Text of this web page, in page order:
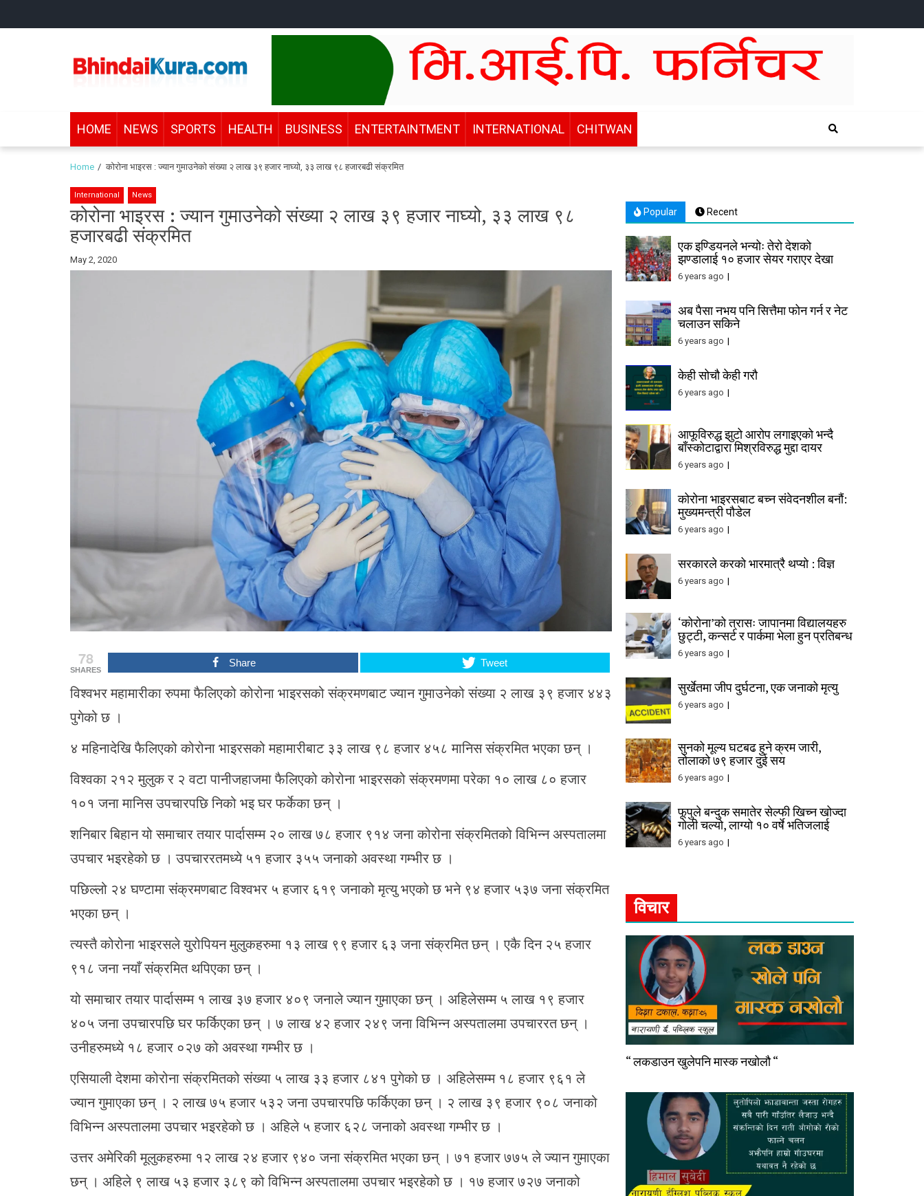
Bhindai Kura
HOME NEWS SPORTS HEALTH BUSINESS ENTERTAINTMENT INTERNATIONAL CHITWAN
Home कोरोना भाइरस : ज्यान गुमाउनेको संख्या २ लाख ३९ हजार नाघ्यो, ३३ लाख ९८ हजारबढी संक्रमित
International News
कोरोना भाइरस : ज्यान गुमाउनेको संख्या २ लाख ३९ हजार नाघ्यो, ३३ लाख ९८
हजारबढी संक्रमित
By
Bhindai
May 2, 2020
78
SHARES
Share Tweet
विश्वभर महामारीका रुपमा फैलिएको कोरोना भाइरसको संक्रमणबाट ज्यान गुमाउनेको संख्या २ लाख ३९ हजार ४४३
पुगेको छ ।
४ महिनादेखि फैलिएको कोरोना भाइरसको महामारीबाट ३३ लाख ९८ हजार ४५८ मानिस संक्रमित भएका छन् ।
विश्वका २१२ मुलुक र २ वटा पानीजहाजमा फैलिएको कोरोना भाइरसको संक्रमणमा परेका १० लाख ८० हजार
१०१ जना मानिस उपचारपछि निको भइ घर फर्केका छन् ।
शनिबार बिहान यो समाचार तयार पार्दासम्म २० लाख ७८ हजार ९१४ जना कोरोना संक्रमितको विभिन्न अस्पतालमा
उपचार भइरहेको छ । उपचाररतमध्ये ५१ हजार ३५५ जनाको अवस्था गम्भीर छ ।
पछिल्लो २४ घण्टामा संक्रमणबाट विश्वभर ५ हजार ६१९ जनाको मृत्यु भएको छ भने ९४ हजार ५३७ जना संक्रमित
भएका छन् ।
त्यस्तै कोरोना भाइरसले युरोपियन मुलुकहरुमा १३ लाख ९९ हजार ६३ जना संक्रमित छन् । एकै दिन २५ हजार
९१८ जना नयाँ संक्रमित थपिएका छन् ।
यो समाचार तयार पार्दासम्म १ लाख ३७ हजार ४०९ जनाले ज्यान गुमाएका छन् । अहिलेसम्म ५ लाख १९ हजार
४०५ जना उपचारपछि घर फर्किएका छन् । ७ लाख ४२ हजार २४९ जना विभिन्न अस्पतालमा उपचाररत छन् ।
उनीहरुमध्ये १८ हजार ०२७ को अवस्था गम्भीर छ ।
एसियाली देशमा कोरोना संक्रमितको संख्या ५ लाख ३३ हजार ८४१ पुगेको छ । अहिलेसम्म १८ हजार ९६१ ले
ज्यान गुमाएका छन् । २ लाख ७५ हजार ५३२ जना उपचारपछि फर्किएका छन् । २ लाख ३९ हजार ९०८ जनाको
विभिन्न अस्पतालमा उपचार भइरहेको छ । अहिले ५ हजार ६२८ जनाको अवस्था गम्भीर छ ।
उत्तर अमेरिकी मूलुकहरुमा १२ लाख २४ हजार ९४० जना संक्रमित भएका छन् । ७१ हजार ७७५ ले ज्यान गुमाएका
छन् । अहिले ९ लाख ५३ हजार ३८९ को विभिन्न अस्पतालमा उपचार भइरहेको छ । १७ हजार ७२७ जनाको
Popular Recent
एक इण्डियनले भन्योः तेरो देशको
झण्डालाई १० हजार सेयर गराएर देखा
6 years ago
अब पैसा नभय पनि सित्तैमा फोन गर्न र नेट
चलाउन सकिने
6 years ago
केही सोचौ केही गरौ
6 years ago
आफूविरुद्ध झुटो आरोप लगाइएको भन्दै
बाँस्कोटाद्वारा मिश्रविरुद्ध मुद्दा दायर
6 years ago
कोरोना भाइरसबाट बच्न संवेदनशील बनौं:
मुख्यमन्त्री पौडेल
6 years ago
सरकारले करको भारमात्रै थप्यो : विज्ञ
6 years ago
‘कोरोना’को त्रासः जापानमा विद्यालयहरु
छुट्टी, कन्सर्ट र पार्कमा भेला हुन प्रतिबन्ध
6 years ago
सुर्खेतमा जीप दुर्घटना, एक जनाको मृत्यु
6 years ago
सुनको मूल्य घटबढ हुने क्रम जारी,
तोलाको ७९ हजार दुई सय
6 years ago
फूपुले बन्दुक समातेर सेल्फी खिच्न खोज्दा
गोली चल्यो, लाग्यो १० वर्षे भतिजलाई
6 years ago
विचार
“ लकडाउन खुलेपनि मास्क नखोलौ “